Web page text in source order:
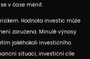
v čase měnit.
Hodnota investic může
zaručena. Minulé výnosy
jakéhokoli investičního
situaci, investiční cíle